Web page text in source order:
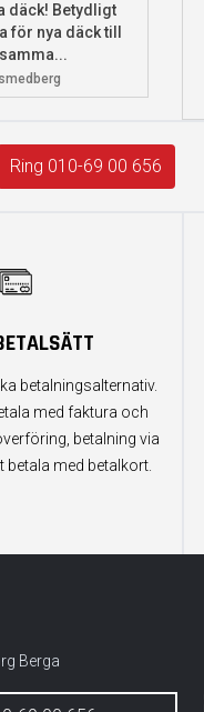
däck! Betydligt
för nya däck till
Ring 010-69 00 656
betalningsalternativ.
med faktura och
betalning via
betala med betalkort.
Berga